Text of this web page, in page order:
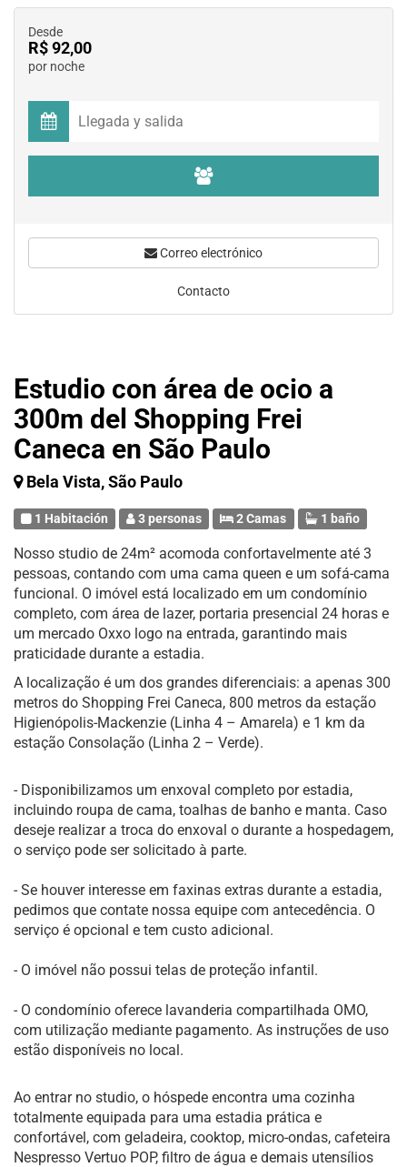
Estudio con área de ocio a
300m del Shopping Frei
Caneca en São Paulo
Bela Vista, São Paulo
1 Habitación 3 personas 2 Camas 1 baño
Nosso studio de 24m² acomoda confortavelmente até 3
pessoas, contando com uma cama queen e um sofá-cama
funcional. O imóvel está localizado em um condomínio
completo, com área de lazer, portaria presencial 24 horas e
um mercado Oxxo logo na entrada, garantindo mais
praticidade durante a estadia.
A localização é um dos grandes diferenciais: a apenas 300
metros do Shopping Frei Caneca, 800 metros da estação
Higienópolis-Mackenzie (Linha 4 – Amarela) e 1 km da
estação Consolação (Linha 2 – Verde).
- Disponibilizamos um enxoval completo por estadia,
incluindo roupa de cama, toalhas de banho e manta. Caso
deseje realizar a troca do enxoval o durante a hospedagem,
o serviço pode ser solicitado à parte.
- Se houver interesse em faxinas extras durante a estadia,
pedimos que contate nossa equipe com antecedência. O
serviço é opcional e tem custo adicional.
- O imóvel não possui telas de proteção infantil.
- O condomínio oferece lavanderia compartilhada OMO,
com utilização mediante pagamento. As instruções de uso
estão disponíveis no local.
Ao entrar no studio, o hóspede encontra uma cozinha
totalmente equipada para uma estadia prática e
confortável, com geladeira, cooktop, micro-ondas, cafeteira
Nespresso Vertuo POP, filtro de água e demais utensílios
Desde
R$ 92,00
por noche
Correo electrónico
Contacto